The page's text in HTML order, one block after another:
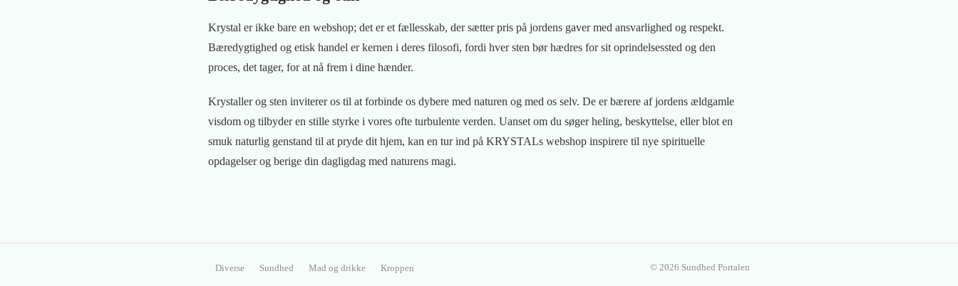
Krystal er ikke bare en webshop; det er et fællesskab, der sætter pris på jordens gaver med ansvarlighed og respekt.
Bæredygtighed og etisk handel er kernen i deres filosofi, fordi hver sten bør hædres for sit oprindelsessted og den
proces, det tager, for at nå frem i dine hænder.
Krystaller og sten inviterer os til at forbinde os dybere med naturen og med os selv. De er bærere af jordens ældgamle
visdom og tilbyder en stille styrke i vores ofte turbulente verden. Uanset om du søger heling, beskyttelse, eller blot en
smuk naturlig genstand til at pryde dit hjem, kan en tur ind på KRYSTALs webshop inspirere til nye spirituelle
opdagelser og berige din dagligdag med naturens magi.
Diverse Sundhed Mad og drikke Kroppen © 2026 Sundhed Portalen